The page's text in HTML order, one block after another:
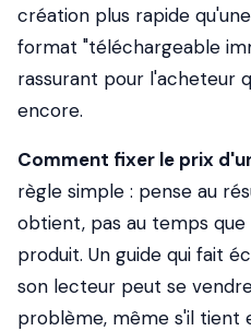
création plus rapide
format "téléchargeable
rassurant pour l'acheteur
encore.
Comment fixer le prix
règle simple : pense au
obtient, pas au temps
produit. Un guide qui fait
son lecteur peut se
problème, même s'il tient